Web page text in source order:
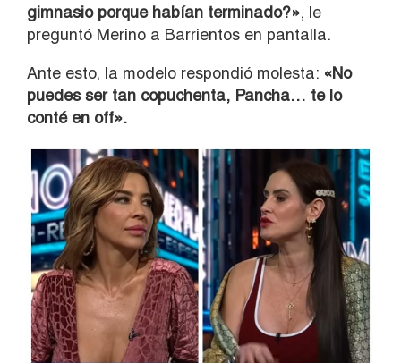
gimnasio porque habían terminado?», le
preguntó Merino a Barrientos en pantalla.
Ante esto, la modelo respondió molesta: «No
puedes ser tan copuchenta, Pancha… te lo
conté en off».